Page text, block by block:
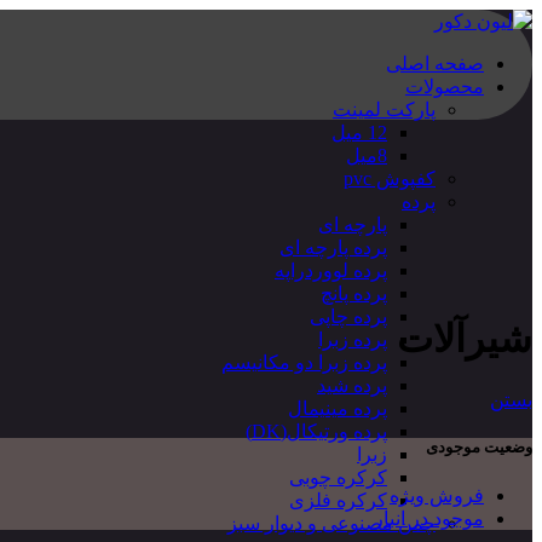
صفحه اصلی
محصولات
پارکت لمینت
12 میل
8میل
کفپوش pvc
پرده
پارچه ای
پرده پارچه ای
پرده لووردراپه
پرده پانچ
پرده چاپی
پرده زبرا
پرده زبرا دو مکانیسم
پرده شید
پرده مینیمال
پرده ورتیکال(DK)
زبرا
کرکره چوبی
کرکره فلزی
چمن مصنوعی و دیوار سبز
شیرآلات
بستن
وضعیت موجودی
فروش ویژه
موجود در انبار